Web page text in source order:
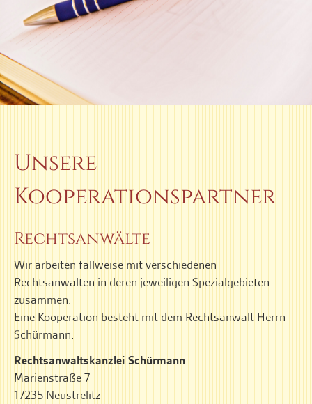
Unsere
Kooperationspartner
Rechtsanwälte
Wir arbeiten fallweise mit verschiedenen
Rechtsanwälten in deren jeweiligen Spezialgebieten
zusammen.
Eine Kooperation besteht mit dem Rechtsanwalt Herrn
Schürmann.
Rechtsanwaltskanzlei Schürmann
Marienstraße 7
17235 Neustrelitz